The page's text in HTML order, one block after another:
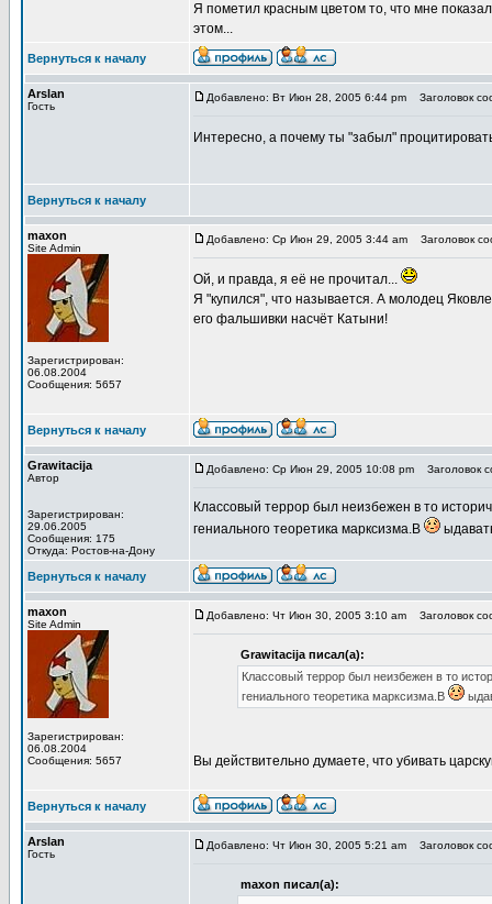
Я пометил красным цветом то, что мне
этом...
Вернуться к началу
Arslan
Гость
Добавлено: Вт Июн 28, 2005 6:44 pm Заголовок
Интересно, а почему ты "забыл"
Вернуться к началу
maxon
Site Admin
Зарегистрирован:
06.08.2004
Сообщения: 5657
Добавлено: Ср Июн 29, 2005 3:44 am Заголовок
Ой, и правда, я её не прочитал...
Я "купился", что называется. А молодец
его фальшивки насчёт Катыни!
Вернуться к началу
Grawitacija
Автор
Зарегистрирован:
29.06.2005
Сообщения: 175
Откуда: Ростов-на-Дону
Добавлено: Ср Июн 29, 2005 10:08 pm Заголовок
Классовый террор был неизбежен в то
гениального теоретика марксизма.В
Вернуться к началу
maxon
Site Admin
Зарегистрирован:
06.08.2004
Сообщения: 5657
Добавлено: Чт Июн 30, 2005 3:10 am Заголовок
Grawitacija писал(а):
Классовый террор был неизбежен в то
гениального теоретика марксизма.В
Вы действительно думаете, что убивать
Вернуться к началу
Arslan
Гость
Добавлено: Чт Июн 30, 2005 5:21 am Заголовок
maxon писал(а):